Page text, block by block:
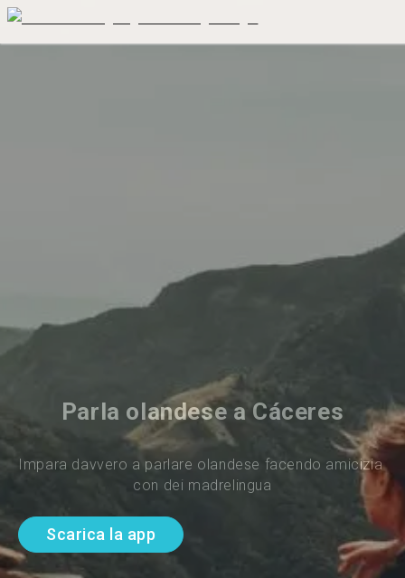
Parla olandese a Cáceres
Impara davvero a parlare olandese facendo amicizia
con dei madrelingua
Scarica la app